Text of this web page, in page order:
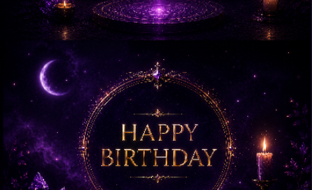
🎵 SONG VOTING
TOP ABSTIMMUNGEN
Krone Richten
Dj Nightflash
2
VOTES
Alle Songs &
abstimmen →